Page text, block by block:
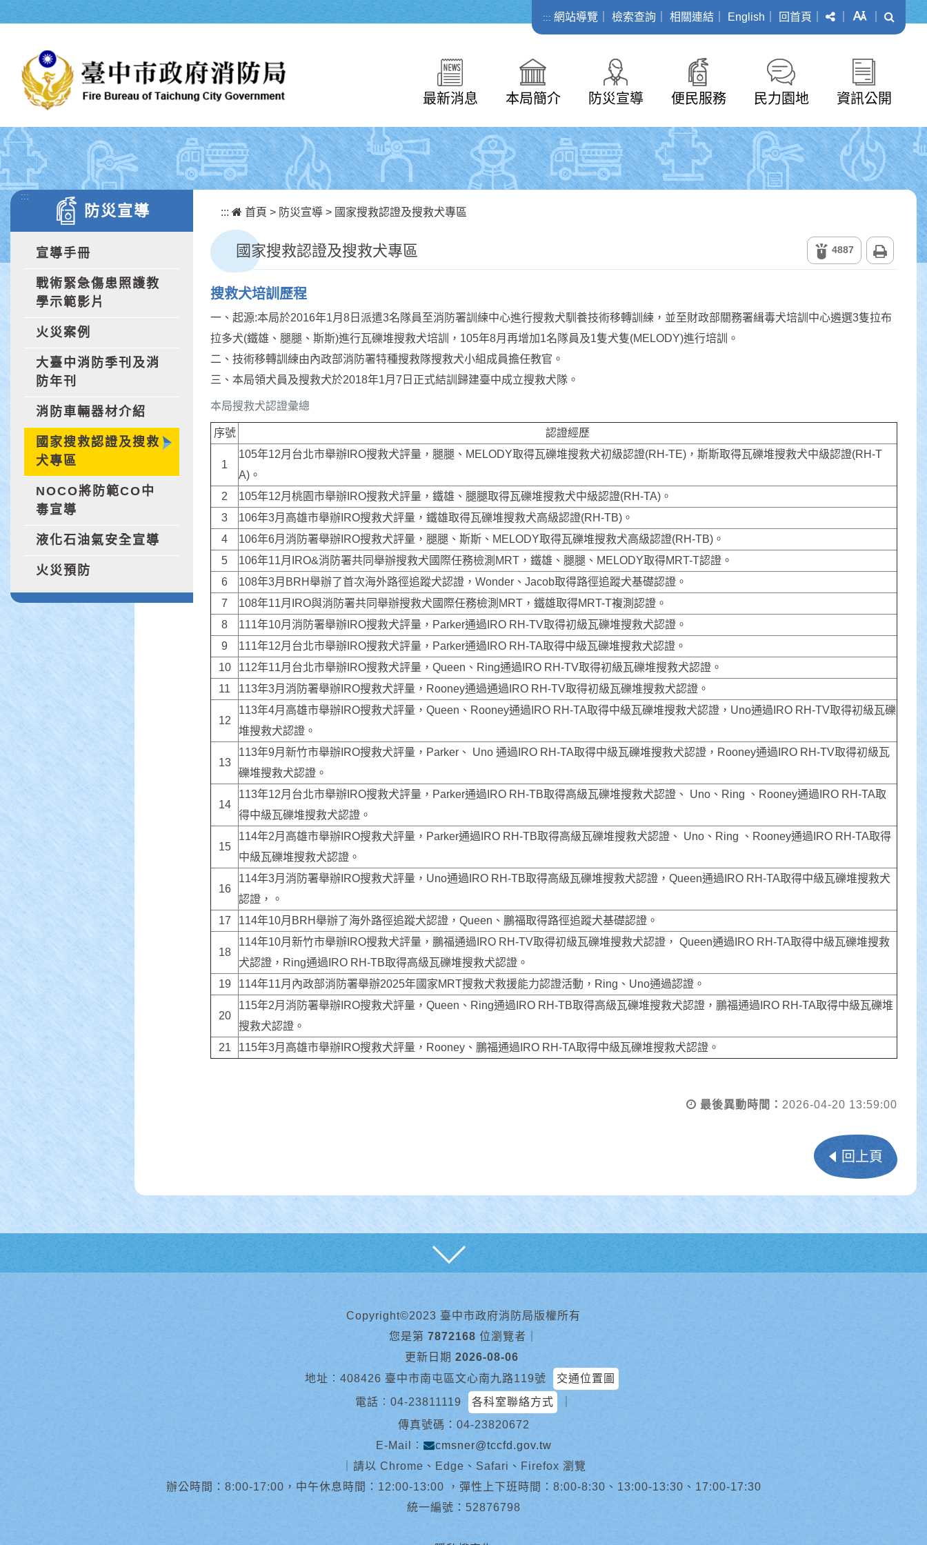
::: 網站導覽 檢索查詢 相關連結 English 回首頁 分享 字級
最新消息 本局簡介 防災宣導 便民服務 民力園地 資訊公開
:::
防災宣導
宣導手冊
戰術緊急傷患照護教
學示範影片
火災案例
大臺中消防季刊及消
防年刊
消防車輛器材介紹
國家搜救認證及搜救
犬專區
NOCO將防範CO中
毒宣導
液化石油氣安全宣導
火災預防
::: 首頁 > 防災宣導 > 國家搜救認證及搜救犬專區
國家搜救認證及搜救犬專區 4887
搜救犬培訓歷程
一、起源:本局於2016年1月8日派遣3名隊員至消防署訓練中心進行搜救犬馴養技術移轉訓練，並至財政部關務署緝毒犬培訓中心遴選3隻拉布
拉多犬(鐵雄、腿腿、斯斯)進行瓦礫堆搜救犬培訓，105年8月再增加1名隊員及1隻犬隻(MELODY)進行培訓。
二、技術移轉訓練由內政部消防署特種搜救隊搜救犬小組成員擔任教官。
三、本局領犬員及搜救犬於2018年1月7日正式結訓歸建臺中成立搜救犬隊。
本局搜救犬認證彙總
序號 認證經歷
1
105年12月台北市舉辦IRO搜救犬評量，腿腿、MELODY取得瓦礫堆搜救犬初級認證(RH-TE)，斯斯取得瓦礫堆搜救犬中級認證(RH-T
A)。
2
105年12月桃園市舉辦IRO搜救犬評量，鐵雄、腿腿取得瓦礫堆搜救犬中級認證(RH-TA)。
3
106年3月高雄市舉辦IRO搜救犬評量，鐵雄取得瓦礫堆搜救犬高級認證(RH-TB)。
4
106年6月消防署舉辦IRO搜救犬評量，腿腿、斯斯、MELODY取得瓦礫堆搜救犬高級認證(RH-TB)。
5
106年11月IRO&消防署共同舉辦搜救犬國際任務檢測MRT，鐵雄、腿腿、MELODY取得MRT-T認證。
6
108年3月BRH舉辦了首次海外路徑追蹤犬認證，Wonder、Jacob取得路徑追蹤犬基礎認證。
7
108年11月IRO與消防署共同舉辦搜救犬國際任務檢測MRT，鐵雄取得MRT-T複測認證。
8
111年10月消防署舉辦IRO搜救犬評量，Parker通過IRO RH-TV取得初級瓦礫堆搜救犬認證。
9
111年12月台北市舉辦IRO搜救犬評量，Parker通過IRO RH-TA取得中級瓦礫堆搜救犬認證。
10
112年11月台北市舉辦IRO搜救犬評量，Queen、Ring通過IRO RH-TV取得初級瓦礫堆搜救犬認證。
11
113年3月消防署舉辦IRO搜救犬評量，Rooney通過通過IRO RH-TV取得初級瓦礫堆搜救犬認證。
12
113年4月高雄市舉辦IRO搜救犬評量，Queen、Rooney通過IRO RH-TA取得中級瓦礫堆搜救犬認證，Uno通過IRO RH-TV取得初級瓦礫
堆搜救犬認證。
13
113年9月新竹市舉辦IRO搜救犬評量，Parker、 Uno 通過IRO RH-TA取得中級瓦礫堆搜救犬認證，Rooney通過IRO RH-TV取得初級瓦
礫堆搜救犬認證。
14
113年12月台北市舉辦IRO搜救犬評量，Parker通過IRO RH-TB取得高級瓦礫堆搜救犬認證、 Uno、Ring 、Rooney通過IRO RH-TA取
得中級瓦礫堆搜救犬認證。
15
114年2月高雄市舉辦IRO搜救犬評量，Parker通過IRO RH-TB取得高級瓦礫堆搜救犬認證、 Uno、Ring 、Rooney通過IRO RH-TA取得
中級瓦礫堆搜救犬認證。
16
114年3月消防署舉辦IRO搜救犬評量，Uno通過IRO RH-TB取得高級瓦礫堆搜救犬認證，Queen通過IRO RH-TA取得中級瓦礫堆搜救犬
認證，。
17
114年10月BRH舉辦了海外路徑追蹤犬認證，Queen、鵬福取得路徑追蹤犬基礎認證。
18
114年10月新竹市舉辦IRO搜救犬評量，鵬福通過IRO RH-TV取得初級瓦礫堆搜救犬認證， Queen通過IRO RH-TA取得中級瓦礫堆搜救
犬認證，Ring通過IRO RH-TB取得高級瓦礫堆搜救犬認證。
19
114年11月內政部消防署舉辦2025年國家MRT搜救犬救援能力認證活動，Ring、Uno通過認證。
20
115年2月消防署舉辦IRO搜救犬評量，Queen、Ring通過IRO RH-TB取得高級瓦礫堆搜救犬認證，鵬福通過IRO RH-TA取得中級瓦礫堆
搜救犬認證。
21
115年3月高雄市舉辦IRO搜救犬評量，Rooney、鵬福通過IRO RH-TA取得中級瓦礫堆搜救犬認證。
最後異動時間： 2026-04-20 13:59:00
回上頁
Copyright©2023 臺中市政府消防局版權所有
您是第 7872168 位瀏覽者
更新日期 2026-08-06
地址︰408426 臺中市南屯區文心南九路119號
交通位置圖
電話︰ 04-23811119 各科室聯絡方式
傳真號碼：04-23820672
E-Mail︰
cmsner@tccfd.gov.tw
請以 Chrome、Edge、Safari、Firefox 瀏覽
辦公時間：8:00-17:00，中午休息時間：12:00-13:00 ，彈性上下班時間：8:00-8:30、13:00-13:30、17:00-17:30
統一編號：52876798